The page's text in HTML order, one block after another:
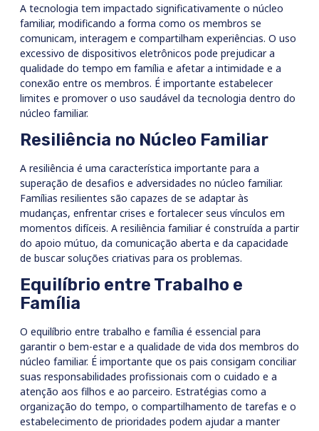
A tecnologia tem impactado significativamente o núcleo
familiar, modificando a forma como os membros se
comunicam, interagem e compartilham experiências. O uso
excessivo de dispositivos eletrônicos pode prejudicar a
qualidade do tempo em família e afetar a intimidade e a
conexão entre os membros. É importante estabelecer
limites e promover o uso saudável da tecnologia dentro do
núcleo familiar.
Resiliência no Núcleo Familiar
A resiliência é uma característica importante para a
superação de desafios e adversidades no núcleo familiar.
Famílias resilientes são capazes de se adaptar às
mudanças, enfrentar crises e fortalecer seus vínculos em
momentos difíceis. A resiliência familiar é construída a partir
do apoio mútuo, da comunicação aberta e da capacidade
de buscar soluções criativas para os problemas.
Equilíbrio entre Trabalho e
Família
O equilíbrio entre trabalho e família é essencial para
garantir o bem-estar e a qualidade de vida dos membros do
núcleo familiar. É importante que os pais consigam conciliar
suas responsabilidades profissionais com o cuidado e a
atenção aos filhos e ao parceiro. Estratégias como a
organização do tempo, o compartilhamento de tarefas e o
estabelecimento de prioridades podem ajudar a manter